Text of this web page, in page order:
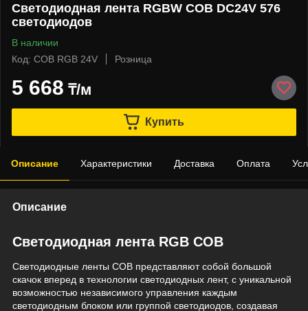
Cветодиодная лента RGBW COB DC24V 576
светодиодов
В наличии
Код: COB RGB 24V
Розница
5 668 ₸/м
Купить
Описание Характеристики Доставка Оплата
Описание
Cветодиодная лента RGB COB
Cветодиодные ленты COB представляют собой большой
скачок вперед в технологии светодиодных лент, с уникальной
возможностью независимого управления каждым
светодиодным блоком или группой светодиодов, создавая